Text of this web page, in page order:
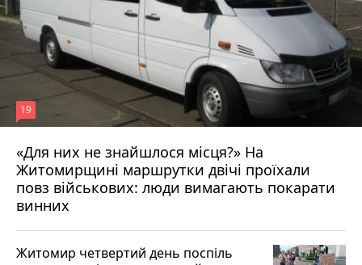
«Для них не знайшлося місця?» На
Житомирщині маршрутки двічі проїхали
повз військових: люди вимагають покарати
винних
19
17 липня 2026 р.
Житомир четвертий день поспіль